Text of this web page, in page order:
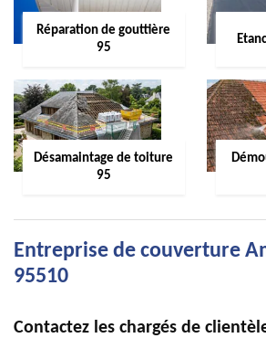
Réparation de gouttière
95
Désamaintage de toiture
95
Entreprise de couverture
95510
Contactez les chargés de